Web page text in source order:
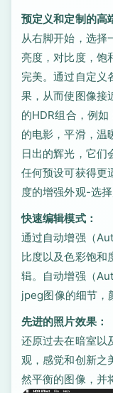
预定义和定制的高
从右脚开始，选择
亮度，对比度，饱
完美。通过自定义
果，从而使图像接
的HDR组合，例
的电影，平滑，温
日出的辉光，它们
任何预设可获得更
度的增强外观-选择
快速编辑模式：
通过自动增强（
比度以及色彩饱和
辑。自动增强（
jpeg图像的细节，
先进的照片效果：
还原过去在暗室以
观，感觉和创新之
然平衡的图像，并